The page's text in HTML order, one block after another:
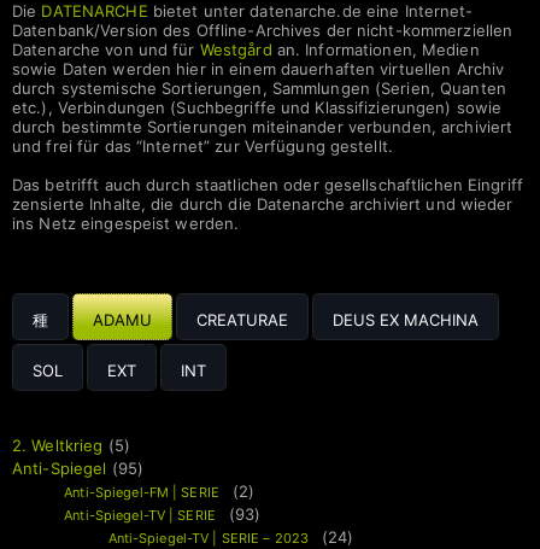
Die DATENARCHE bietet unter datenarche.de eine Internet-
Datenbank/Version des Offline-Archives der nicht-kommerziellen
Datenarche von und für Westgård an. Informationen, Medien
sowie Daten werden hier in einem dauerhaften virtuellen Archiv
durch systemische Sortierungen, Sammlungen (Serien, Quanten
etc.), Verbindungen (Suchbegriffe und Klassifizierungen) sowie
durch bestimmte Sortierungen miteinander verbunden, archiviert
und frei für das “Internet” zur Verfügung gestellt.
Das betrifft auch durch staatlichen oder gesellschaftlichen Eingriff
zensierte Inhalte, die durch die Datenarche archiviert und wieder
ins Netz eingespeist werden.
種 ADAMU CREATURAE DEUS EX MACHINA
SOL EXT INT
2. Weltkrieg (5)
Anti-Spiegel (95)
Anti-Spiegel-FM | SERIE (2)
Anti-Spiegel-TV | SERIE (93)
Anti-Spiegel-TV | SERIE – 2023 (24)